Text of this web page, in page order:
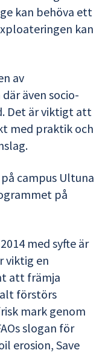
kan behöva ett
kan
av
även socio-
Det är viktigt att
med praktik och
campus Ultuna
på
med syfte är
viktig en
att främja
förstörs
mark genom
slogan för
erosion, Save